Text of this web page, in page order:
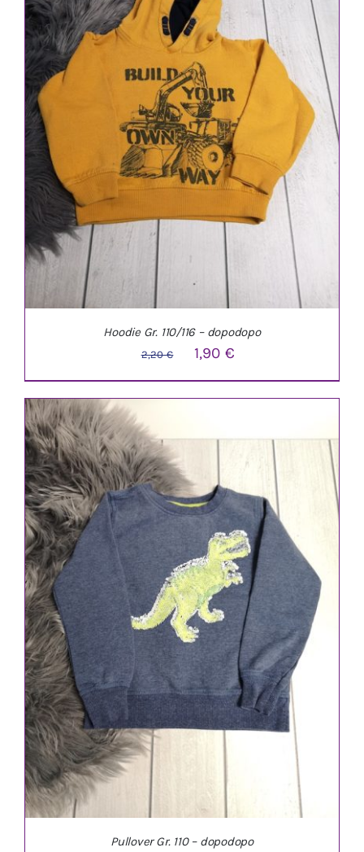
IN DEN WARENKORB DETAILS
IN DEN WARENKORB DETAILS
Hoodie Gr. 110/116 – dopodopo
2,20€
Ursprünglicher
Preis
2,20 €
1,90€
Preis
1,90 €.
Pullover Gr. 110 – dopodopo